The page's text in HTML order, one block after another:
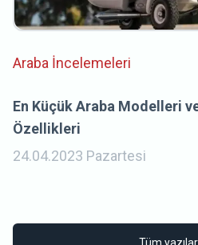
Araba İncelemeleri
En Küçük Araba Modelleri
Özellikleri
24.04.2023 Pazartesi